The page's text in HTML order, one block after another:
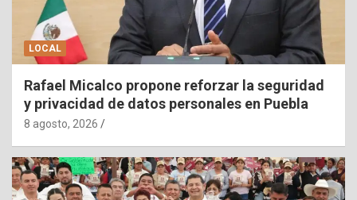
LOCAL
Rafael Micalco propone reforzar la seguridad
y privacidad de datos personales en Puebla
8 agosto, 2026